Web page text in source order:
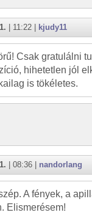
| 11:22 | kjudy11
Csak gratulálni
hihetetlen jól
is tökéletes.
| 08:36 | nandorlang
A fények, a
Elismerésem!